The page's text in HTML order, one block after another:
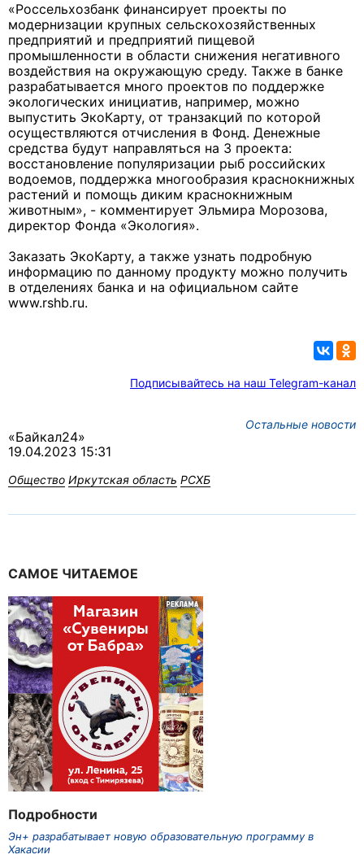
«Россельхозбанк финансирует проекты по
модернизации крупных сельскохозяйственных
предприятий и предприятий пищевой
промышленности в области снижения негативного
воздействия на окружающую среду. Также в банке
разрабатывается много проектов по поддержке
экологических инициатив, например, можно
выпустить ЭкоКарту, от транзакций по которой
осуществляются отчисления в Фонд. Денежные
средства будут направляться на 3 проекта:
восстановление популяризации рыб российских
водоемов, поддержка многообразия краснокнижных
растений и помощь диким краснокнижным
животным», - комментирует Эльмира Морозова,
директор Фонда «Экология».
Заказать ЭкоКарту, а также узнать подробную
информацию по данному продукту можно получить
в отделениях банка и на официальном сайте
www.rshb.ru.
Подписывайтесь на наш Telegram-канал
Остальные новости
«Байкал24»
19.04.2023 15:31
Общество Иркутская область РСХБ
САМОЕ ЧИТАЕМОЕ
Подробности
Эн+ разрабатывает новую образовательную программу в
Хакасии